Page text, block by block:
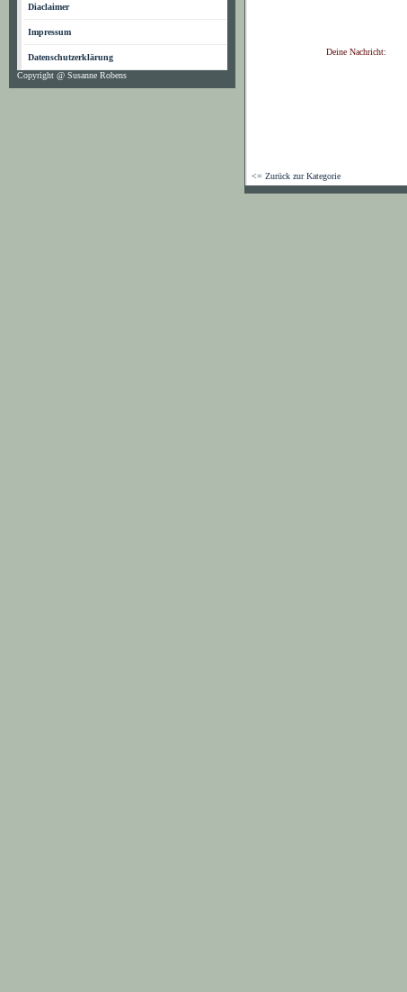
Diaclaimer
Impressum
Datenschutzerklärung
Copyright @ Susanne Robens
Deine Nachricht:
<= Zurück zur Kategorie